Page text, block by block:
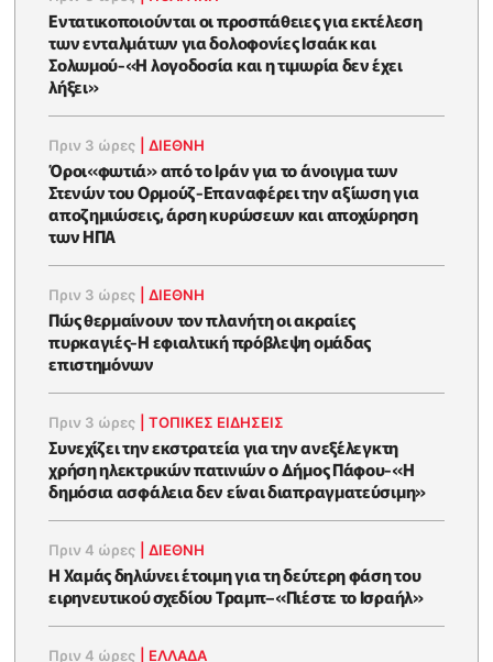
Εντατικοποιούνται οι προσπάθειες για εκτέλεση
των ενταλμάτων για δολοφονίες Ισαάκ και
Σολωμού-«Η λογοδοσία και η τιμωρία δεν έχει
λήξει»
Πριν 3 ώρες |ΔΙΕΘΝΗ
Όροι«φωτιά» από το Ιράν για το άνοιγμα των
Στενών του Ορμούζ-Επαναφέρει την αξίωση για
αποζημιώσεις, άρση κυρώσεων και αποχώρηση
των ΗΠΑ
Πριν 3 ώρες |ΔΙΕΘΝΗ
Πώς θερμαίνουν τον πλανήτη οι ακραίες
πυρκαγιές-Η εφιαλτική πρόβλεψη ομάδας
επιστημόνων
Πριν 3 ώρες |ΤΟΠΙΚΕΣ ΕΙΔΗΣΕΙΣ
Συνεχίζει την εκστρατεία για την ανεξέλεγκτη
χρήση ηλεκτρικών πατινιών ο Δήμος Πάφου-«Η
δημόσια ασφάλεια δεν είναι διαπραγματεύσιμη»
Πριν 4 ώρες |ΔΙΕΘΝΗ
Η Χαμάς δηλώνει έτοιμη για τη δεύτερη φάση του
ειρηνευτικού σχεδίου Τραμπ–«Πιέστε το Ισραήλ»
Πριν 4 ώρες ΕΛΛΑΔΑ